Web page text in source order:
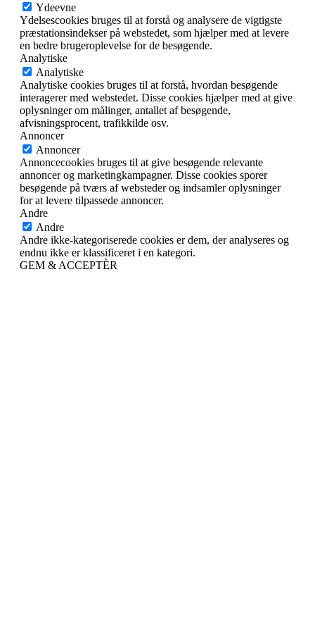
Ydeevne
Ydelsescookies bruges til at forstå og analysere de vigtigste
præstationsindekser på webstedet, som hjælper med at levere
en bedre brugeroplevelse for de besøgende.
Analytiske
Analytiske
Analytiske cookies bruges til at forstå, hvordan besøgende
interagerer med webstedet. Disse cookies hjælper med at give
oplysninger om målinger, antallet af besøgende,
afvisningsprocent, trafikkilde osv.
Annoncer
Annoncer
Annoncecookies bruges til at give besøgende relevante
annoncer og marketingkampagner. Disse cookies sporer
besøgende på tværs af websteder og indsamler oplysninger
for at levere tilpassede annoncer.
Andre
Andre
Andre ikke-kategoriserede cookies er dem, der analyseres og
endnu ikke er klassificeret i en kategori.
GEM & ACCEPTÈR